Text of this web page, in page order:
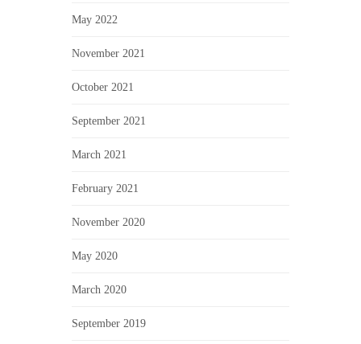
May 2022
November 2021
October 2021
September 2021
March 2021
February 2021
November 2020
May 2020
March 2020
September 2019